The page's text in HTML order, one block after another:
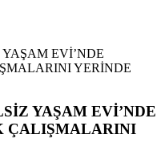
YAŞAM EVİ’NDE
ÇALIŞMALARINI